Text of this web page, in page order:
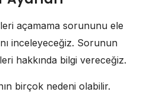
açamama sorununu ele
inceleyeceğiz. Sorunun
hakkında bilgi vereceğiz.
birçok nedeni olabilir.